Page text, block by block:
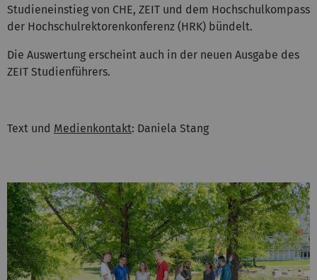
Studieneinstieg von CHE, ZEIT und dem Hochschulkompass
der Hochschulrektorenkonferenz (HRK) bündelt.
Die Auswertung erscheint auch in der neuen Ausgabe des
ZEIT Studienführers.
Text und Medienkontakt: Daniela Stang